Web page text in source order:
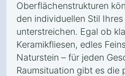
Oberflächenstrukturen
den individuellen Stil Ihres
unterstreichen. Egal ob
Keramikfliesen, edles
Naturstein – für jeden
Raumsituation gibt es die